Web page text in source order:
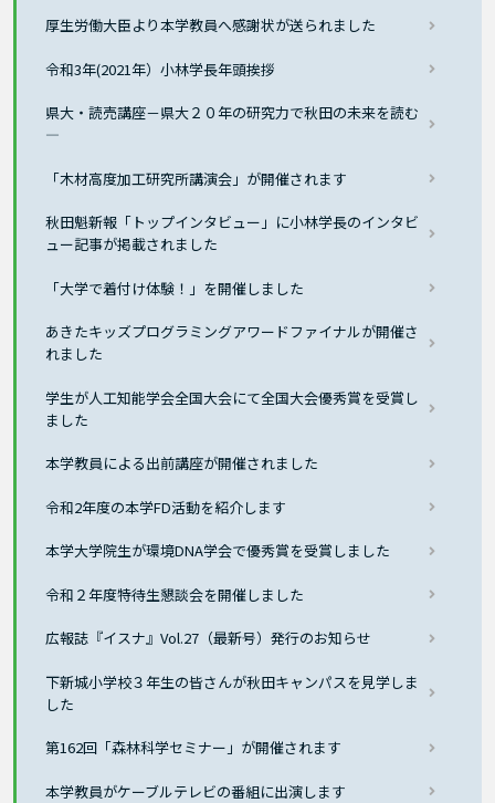
厚生労働大臣より本学教員へ感謝状が送られました
令和3年(2021年）小林学長年頭挨拶
県大・読売講座－県大２０年の研究力で秋田の未来を読む
―
「木材高度加工研究所講演会」が開催されます
秋田魁新報「トップインタビュー」に小林学長のインタビ
ュー記事が掲載されました
「大学で着付け体験！」を開催しました
あきたキッズプログラミングアワードファイナルが開催さ
れました
学生が人工知能学会全国大会にて全国大会優秀賞を受賞し
ました
本学教員による出前講座が開催されました
令和2年度の本学FD活動を紹介します
本学大学院生が環境DNA学会で優秀賞を受賞しました
令和２年度特待生懇談会を開催しました
広報誌『イスナ』Vol.27（最新号）発行のお知らせ
下新城小学校３年生の皆さんが秋田キャンパスを見学しま
した
第162回「森林科学セミナー」が開催されます
本学教員がケーブルテレビの番組に出演します